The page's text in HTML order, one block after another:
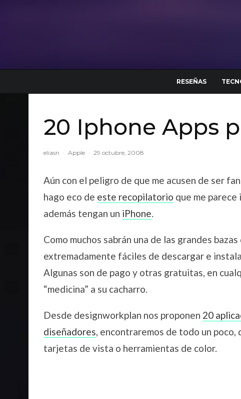
RESEÑAS
20 Iphone Apps
eliasn · Apple · 29 octubre, 2008
Aún con el peligro de que me acusen de ser
hago eco de este recopilatorio que me
además tengan un iPhone.
Como muchos sabrán una de las grandes
extremadamente fáciles de descargar e
Algunas son de pago y otras gratuitas, en
“medicina” a su cacharro.
Desde designworkplan nos proponen 20
diseñadores, encontraremos de todo un
tarjetas de vista o herramientas de color.